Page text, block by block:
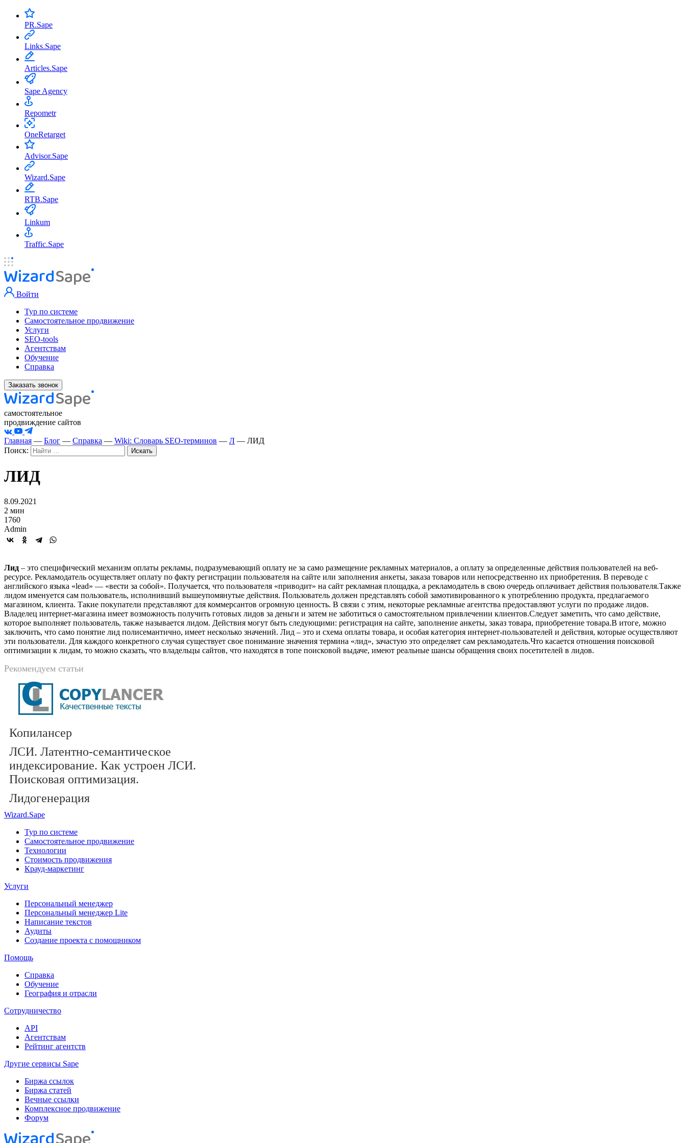
PR.Sape
Links.Sape
Articles.Sape
Sape Agency
Repometr
OneRetarget
Advisor.Sape
Wizard.Sape
RTB.Sape
Linkum
Traffic.Sape
Войти
Тур по системе
Самостоятельное продвижение
Услуги
SEO-tools
Агентствам
Обучение
Справка
Заказать звонок
самостоятельное
продвиждение сайтов
Главная — Блог — Справка — Wiki: Словарь SEO-терминов — Л — ЛИД
Поиск:
ЛИД
8.09.2021
2 мин
1760
Admin
Лид – это специфический механизм оплаты рекламы, подразумевающий оплату не за само размещение рекламных материалов, а оплату за определенные действия пользователей на веб-
ресурсе. Рекламодатель осуществляет оплату по факту регистрации пользователя на сайте или заполнения анкеты, заказа товаров или непосредственно их приобретения. В переводе с
английского языка «lead» — «вести за собой». Получается, что пользователя «приводит» на сайт рекламная площадка, а рекламодатель в свою очередь оплачивает действия пользователя.Также
лидом именуется сам пользователь, исполнивший вышеупомянутые действия. Пользователь должен представлять собой замотивированного к употреблению продукта, предлагаемого
магазином, клиента. Такие покупатели представляют для коммерсантов огромную ценность. В связи с этим, некоторые рекламные агентства предоставляют услуги по продаже лидов.
Владелец интернет-магазина имеет возможность получить готовых лидов за деньги и затем не заботиться о самостоятельном привлечении клиентов.Следует заметить, что само действие,
которое выполняет пользователь, также называется лидом. Действия могут быть следующими: регистрация на сайте, заполнение анкеты, заказ товара, приобретение товара.В итоге, можно
заключить, что само понятие лид полисемантично, имеет несколько значений. Лид – это и схема оплаты товара, и особая категория интернет-пользователей и действия, которые осуществляют
эти пользователи. Для каждого конкретного случая существует свое понимание значения термина «лид», зачастую это определяет сам рекламодатель.Что касается отношения поисковой
оптимизации к лидам, то можно сказать, что владельцы сайтов, что находятся в топе поисковой выдаче, имеют реальные шансы обращения своих посетителей в лидов.
Рекомендуем статьи
Копилансер
ЛСИ. Латентно-семантическое
индексирование. Как устроен ЛСИ.
Поисковая оптимизация.
Лидогенерация
Wizard.Sape
Тур по системе
Самостоятельное продвижение
Технологии
Стоимость продвижения
Крауд-маркетинг
Услуги
Персональный менеджер
Персональный менеджер Lite
Написание текстов
Аудиты
Создание проекта с помощником
Помощь
Справка
Обучение
География и отрасли
Сотрудничество
API
Агентствам
Рейтинг агентств
Другие сервисы Sape
Биржа ссылок
Биржа статей
Вечные ссылки
Комплексное продвижение
Форум
ПЛАНОМ РАБОТ
аудит сайта»